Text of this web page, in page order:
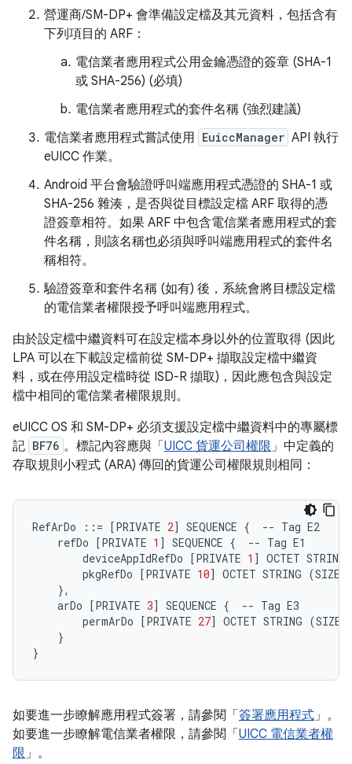
營運商/SM-DP+ 會準備設定檔及其元資料，包括含有
下列項目的 ARF：
電信業者應用程式公用金鑰憑證的簽章 (SHA-1
或 SHA-256) (必填)
電信業者應用程式的套件名稱 (強烈建議)
電信業者應用程式嘗試使用 EuiccManager API 執行
eUICC 作業。
Android 平台會驗證呼叫端應用程式憑證的 SHA-1 或
SHA-256 雜湊，是否與從目標設定檔 ARF 取得的憑
證簽章相符。如果 ARF 中包含電信業者應用程式的套
件名稱，則該名稱也必須與呼叫端應用程式的套件名
稱相符。
驗證簽章和套件名稱 (如有) 後，系統會將目標設定檔
的電信業者權限授予呼叫端應用程式。
由於設定檔中繼資料可在設定檔本身以外的位置取得 (因此
LPA 可以在下載設定檔前從 SM-DP+ 擷取設定檔中繼資
料，或在停用設定檔時從 ISD-R 擷取)，因此應包含與設定
檔中相同的電信業者權限規則。
eUICC OS 和 SM-DP+ 必須支援設定檔中繼資料中的專屬標
記 BF76 。標記內容應與「 UICC 貨運公司權限」中定義的
存取規則小程式 (ARA) 傳回的貨運公司權限規則相同：
RefArDo ::= [PRIVATE 2] SEQUENCE { -- Tag E2
refDo [PRIVATE 1 ] SEQUENCE { -- Tag E1
deviceAppIdRefDo [PRIVATE 1 ] OCTET STRING
pkgRefDo [PRIVATE 10] OCTET STRING (SIZE
},
arDo [PRIVATE 3] SEQUENCE { -- Tag E3
permArDo [PRIVATE 27] OCTET STRING (SIZE
}
}
如要進一步瞭解應用程式簽署，請參閱「 簽署應用程式」。
如要進一步瞭解電信業者權限，請參閱「 UICC 電信業者權
限」。